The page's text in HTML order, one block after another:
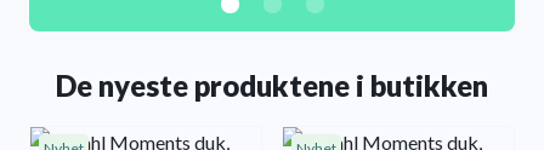
De nyeste produktene i butikken